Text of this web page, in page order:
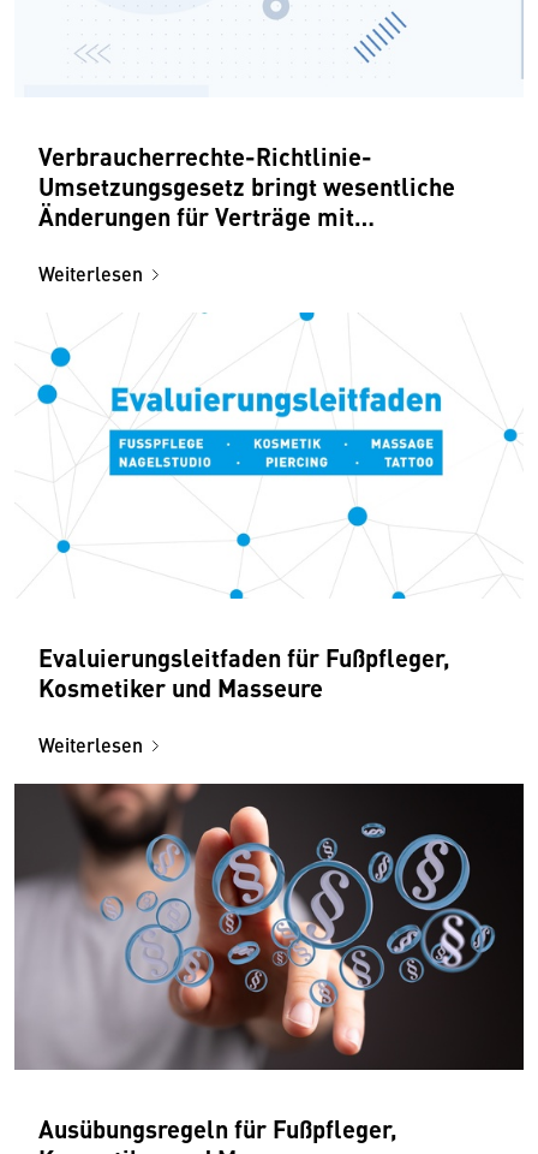
Verbraucherrechte-Richtlinie-
Umsetzungsgesetz bringt wesentliche
Änderungen für Verträge mit
Weiterlesen
Evaluierungsleitfaden für Fußpfleger,
Kosmetiker und Masseure
Weiterlesen
Ausübungsregeln für Fußpfleger,